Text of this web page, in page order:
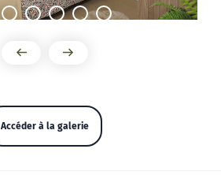
Accéder à la galerie
2 3 4 5 6